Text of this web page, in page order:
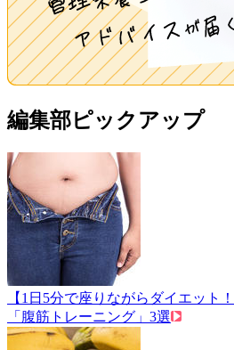
編集部ピックアップ
【1日5分で座りながらダイエット
「腹筋トレーニング」3選